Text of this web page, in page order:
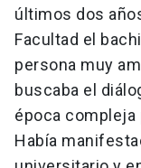
últimos dos
Facultad el
persona muy
buscaba el
época
Había